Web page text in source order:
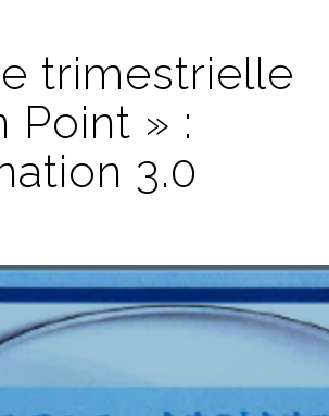
trimestrielle
Point » :
3.0